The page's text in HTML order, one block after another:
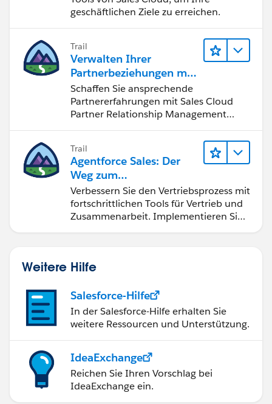
geschäftlichen Ziele zu erreichen.
Trail
Verwalten Ihrer
Partnerbeziehungen mit
Sales Cloud PRM
Schaffen Sie ansprechende
Partnererfahrungen mit Sales Cloud
Partner Relationship Management
Trail
Agentforce Sales: Der
Weg zum
Vertriebsspezialisten
Verbessern Sie den Vertriebsprozess mit
fortschrittlichen Tools für Vertrieb und
Zusammenarbeit. Implementieren Sie
Weitere Hilfe
Salesforce-Hilfe
In der Salesforce-Hilfe erhalten Sie
weitere Ressourcen und Unterstützung.
IdeaExchange
Reichen Sie Ihren Vorschlag bei
IdeaExchange ein.